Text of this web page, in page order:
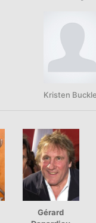
Kristen
Gérard